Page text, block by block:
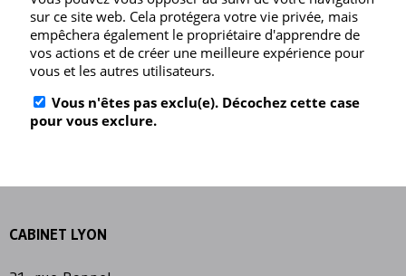
CABINET LYON